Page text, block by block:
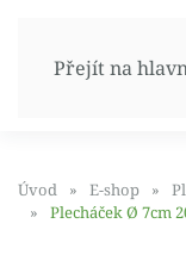
Přejít na
Úvod E-shop
Plecháček Ø 7cm